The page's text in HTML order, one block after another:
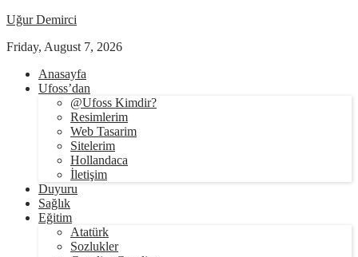
Uğur Demirci
Friday, August 7, 2026
Anasayfa
Ufoss’dan
@Ufoss Kimdir?
Resimlerim
Web Tasarim
Sitelerim
Hollandaca
İletişim
Duyuru
Sağlık
Eğitim
Atatürk
Sozlukler